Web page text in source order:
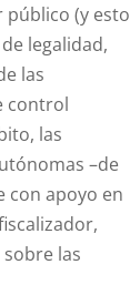
público (y esto
legalidad,
las
control
las
–de
con apoyo en
las